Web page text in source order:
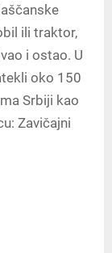
ili traktor,
i ostao. U
oko 150
Srbiji kao
Zavičajni